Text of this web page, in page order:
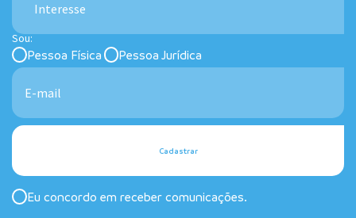
Interesse
Sou:
Pessoa Física Pessoa Jurídica
Cadastrar
Eu concordo em receber comunicações.